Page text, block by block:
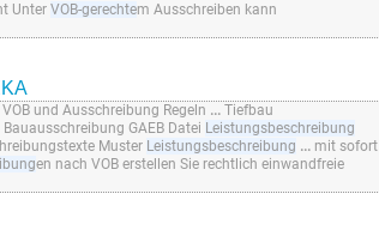
Unter VOB-gerechtem Ausschreiben kann
und Ausschreibung Regeln ... Tiefbau
GAEB Datei Leistungsbeschreibung
Muster Leistungsbeschreibung ... mit sofort
en nach VOB erstellen Sie rechtlich einwandfreie